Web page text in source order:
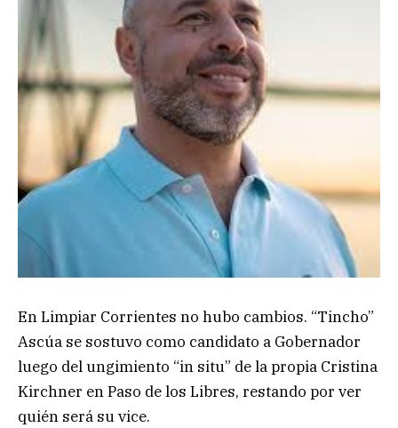
En Limpiar Corrientes no hubo cambios. “Tincho”
Ascúa se sostuvo como candidato a Gobernador
luego del ungimiento “in situ” de la propia Cristina
Kirchner en Paso de los Libres, restando por ver
quién será su vice.